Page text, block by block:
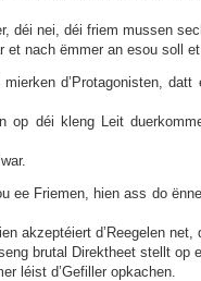
déi nei, déi friem mussen
et nach ëmmer an esou soll
d’Protagonisten, datt
op déi kleng Leit
ee Friemen, hien ass do
akzeptéiert d’Reegelen net,
brutal Direktheet stellt op
léist d’Gefiller opkachen.